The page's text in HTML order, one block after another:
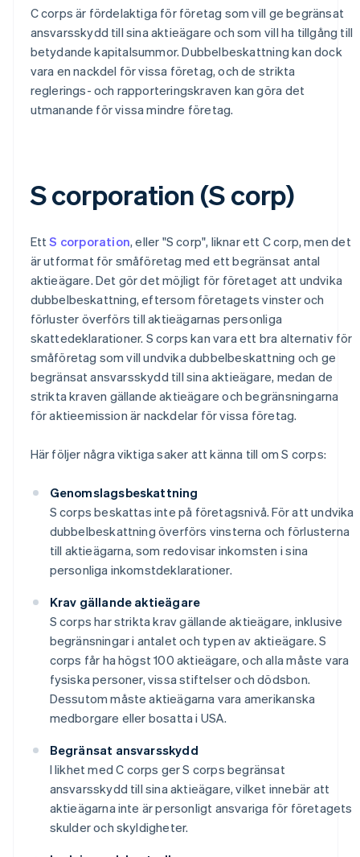
C corps är fördelaktiga för företag som vill ge begränsat
ansvarsskydd till sina aktieägare och som vill ha tillgång till
betydande kapitalsummor. Dubbelbeskattning kan dock
vara en nackdel för vissa företag, och de strikta
reglerings- och rapporteringskraven kan göra det
utmanande för vissa mindre företag.
S corporation (S corp)
EttS corporation, eller "S corp", liknar ett C corp, men det
är utformat för småföretag med ett begränsat antal
aktieägare. Det gör det möjligt för företaget att undvika
dubbelbeskattning, eftersom företagets vinster och
förluster överförs till aktieägarnas personliga
skattedeklarationer. S corps kan vara ett bra alternativ för
småföretag som vill undvika dubbelbeskattning och ge
begränsat ansvarsskydd till sina aktieägare, medan de
strikta kraven gällande aktieägare och begränsningarna
för aktieemission är nackdelar för vissa företag.
Här följer några viktiga saker att känna till om S corps:
Genomslagsbeskattning
S corps beskattas inte på företagsnivå. För att undvika
dubbelbeskattning överförs vinsterna och förlusterna
till aktieägarna, som redovisar inkomsten i sina
personliga inkomstdeklarationer.
Krav gällande aktieägare
S corps har strikta krav gällande aktieägare, inklusive
begränsningar i antalet och typen av aktieägare. S
corps får ha högst 100 aktieägare, och alla måste vara
fysiska personer, vissa stiftelser och dödsbon.
Dessutom måste aktieägarna vara amerikanska
medborgare eller bosatta i USA.
Begränsat ansvarsskydd
I likhet med C corps ger S corps begränsat
ansvarsskydd till sina aktieägare, vilket innebär att
aktieägarna inte är personligt ansvariga för företagets
skulder och skyldigheter.